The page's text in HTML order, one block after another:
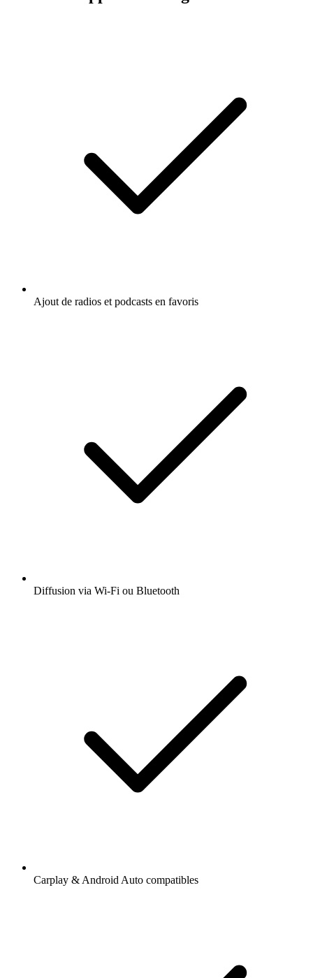
Ajout de radios et podcasts en favoris
Diffusion via Wi-Fi ou Bluetooth
Carplay & Android Auto compatibles